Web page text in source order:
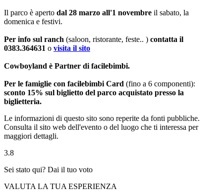
Il parco è aperto dal 28 marzo all'1 novembre il sabato, la
domenica e festivi.
Per info sul ranch (saloon, ristorante, feste.. ) contatta il
0383.364631 o visita il sito
Cowboyland è Partner di facilebimbi.
Per le famiglie con facilebimbi Card (fino a 6 componenti):
sconto 15% sul biglietto del parco acquistato presso la
biglietteria.
Le informazioni di questo sito sono reperite da fonti pubbliche.
Consulta il sito web dell'evento o del luogo che ti interessa per
maggiori dettagli.
3.8
Sei stato qui? Dai il tuo voto
VALUTA LA TUA ESPERIENZA